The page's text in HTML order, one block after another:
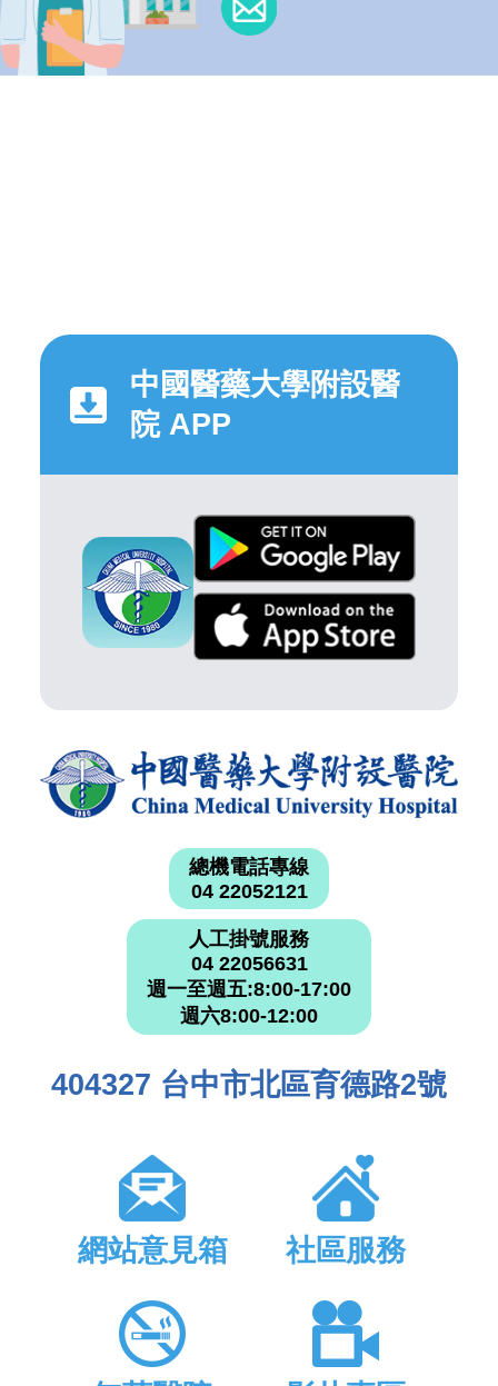
中國醫藥大學附設醫
院 APP
總機電話專線
04 22052121
人工掛號服務
04 22056631
週一至週五:8:00-17:00
週六8:00-12:00
404327 台中市北區育德路2號
網站意見箱 社區服務